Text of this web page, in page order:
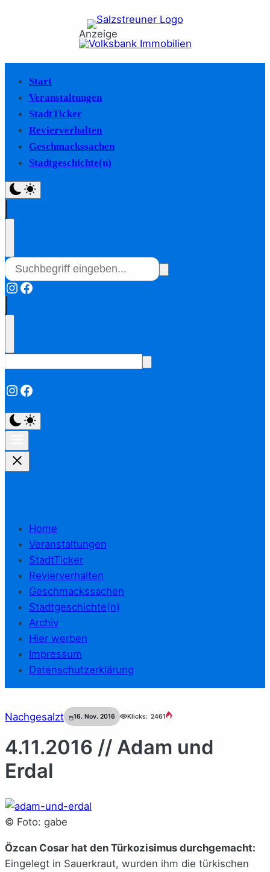
Anzeige
Start
Veranstaltungen
StadtTicker
Revierverhalten
Geschmackssachen
Stadtgeschichte(n)
Instagram
Facebook
Instagram
Facebook
Home
Veranstaltungen
StadtTicker
Revierverhalten
Geschmackssachen
Stadtgeschichte(n)
Archiv
Hier werben
Impressum
Datenschutzerklärung
Nachgesalzt 16. Nov. 2016 Klicks: 2461
4.11.2016 // Adam und
Erdal
© Foto: gabe
Özcan Cosar hat den Türkozisimus durchgemacht:
Eingelegt in Sauerkraut, wurden ihm die türkischen